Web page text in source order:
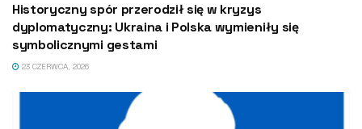
Historyczny spór przerodził się w kryzys
dyplomatyczny: Ukraina i Polska wymieniły się
symbolicznymi gestami
23 CZERWCA, 2026